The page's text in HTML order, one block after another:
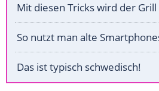
Mit diesen Tricks wird der
So nutzt man alte
Das ist typisch schwedisch!